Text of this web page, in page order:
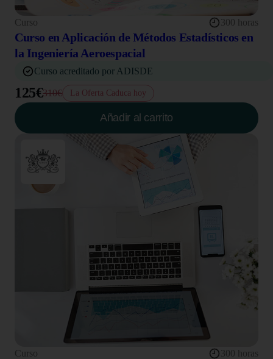
Curso 300 horas
Curso en Aplicación de Métodos Estadísticos en
la Ingeniería Aeroespacial
Curso acreditado por ADISDE
125€310€ La Oferta Caduca hoy
Añadir al carrito
Curso 300 horas